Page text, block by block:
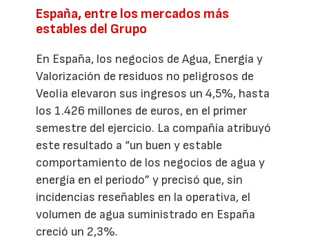
España, entre los mercados más
estables del Grupo
En España, los negocios de Agua, Energía y
Valorización de residuos no peligrosos de
Veolia elevaron sus ingresos un 4,5%, hasta
los 1.426 millones de euros, en el primer
semestre del ejercicio. La compañía atribuyó
este resultado a “un buen y estable
comportamiento de los negocios de agua y
energía en el periodo” y precisó que, sin
incidencias reseñables en la operativa, el
volumen de agua suministrado en España
creció un 2,3%.